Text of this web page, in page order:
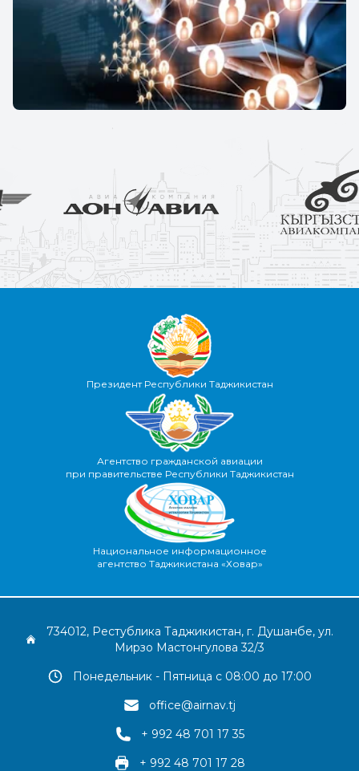
Президент Республики Таджикистан
Агентство гражданской авиации
при правительстве Республики Таджикистан
Национальное информационное
агентство Таджикистана «Ховар»
734012, Рестублика Таджикистан, г. Душанбе, ул.
Мирзо Мастонгулова 32/3
Понедельник - Пятница с 08:00 до 17:00
office@airnav.tj
+ 992 48 701 17 35
+ 992 48 701 17 28